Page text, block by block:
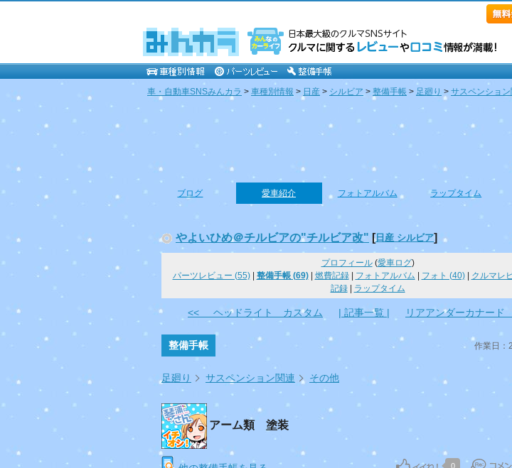
車・自動車SNSみんカラ > 車種別情報 > 日産 > シルビア > 整備手帳 > 足廻り > サスペンション
ブログ 愛車紹介 フォトアルバム ラップタイム
やよいひめ＠チルビアの"チルビア改" [日産 シルビア]
プロフィール(愛車ログ)
パーツレビュー (55)| 整備手帳 (69)| 燃費記録| フォトアルバム フォト (40)| クルマレ
記録| ラップタイム
<< ヘッドライト カスタム | 記事一覧 | リアアンダーカナー
整備手帳 作業日：
足廻り サスペンション関連 その他
アーム類 塗装
0